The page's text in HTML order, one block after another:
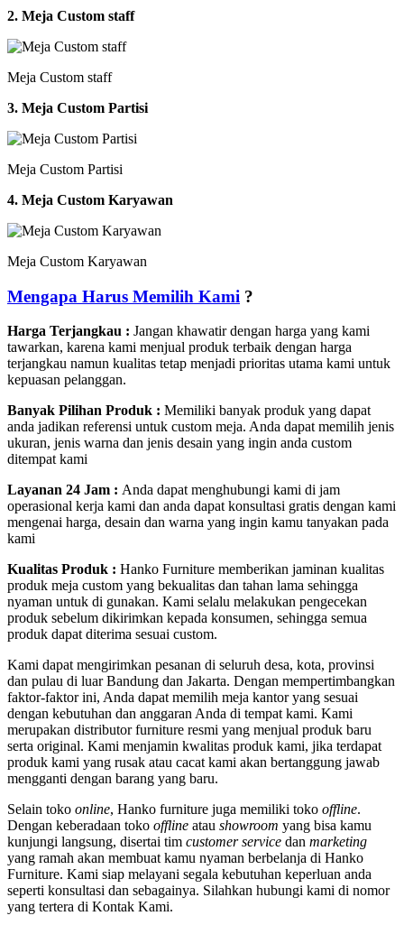
2. Meja Custom staff
Meja Custom staff
3. Meja Custom Partisi
Meja Custom Partisi
4. Meja Custom Karyawan
Meja Custom Karyawan
Mengapa Harus Memilih Kami ?
Harga Terjangkau : Jangan khawatir dengan harga yang kami
tawarkan, karena kami menjual produk terbaik dengan harga
terjangkau namun kualitas tetap menjadi prioritas utama kami untuk
kepuasan pelanggan.
Banyak Pilihan Produk : Memiliki banyak produk yang dapat
anda jadikan referensi untuk custom meja. Anda dapat memilih jenis
ukuran, jenis warna dan jenis desain yang ingin anda custom
ditempat kami
Layanan 24 Jam : Anda dapat menghubungi kami di jam
operasional kerja kami dan anda dapat konsultasi gratis dengan kami
mengenai harga, desain dan warna yang ingin kamu tanyakan pada
kami
Kualitas Produk : Hanko Furniture memberikan jaminan kualitas
produk meja custom yang bekualitas dan tahan lama sehingga
nyaman untuk di gunakan. Kami selalu melakukan pengecekan
produk sebelum dikirimkan kepada konsumen, sehingga semua
produk dapat diterima sesuai custom.
Kami dapat mengirimkan pesanan di seluruh desa, kota, provinsi
dan pulau di luar Bandung dan Jakarta. Dengan mempertimbangkan
faktor-faktor ini, Anda dapat memilih meja kantor yang sesuai
dengan kebutuhan dan anggaran Anda di tempat kami. Kami
merupakan distributor furniture resmi yang menjual produk baru
serta original. Kami menjamin kwalitas produk kami, jika terdapat
produk kami yang rusak atau cacat kami akan bertanggung jawab
mengganti dengan barang yang baru.
Selain toko online, Hanko furniture juga memiliki toko offline.
Dengan keberadaan toko offline atau showroom yang bisa kamu
kunjungi langsung, disertai tim customer service dan marketing
yang ramah akan membuat kamu nyaman berbelanja di Hanko
Furniture. Kami siap melayani segala kebutuhan keperluan anda
seperti konsultasi dan sebagainya. Silahkan hubungi kami di nomor
yang tertera di Kontak Kami.